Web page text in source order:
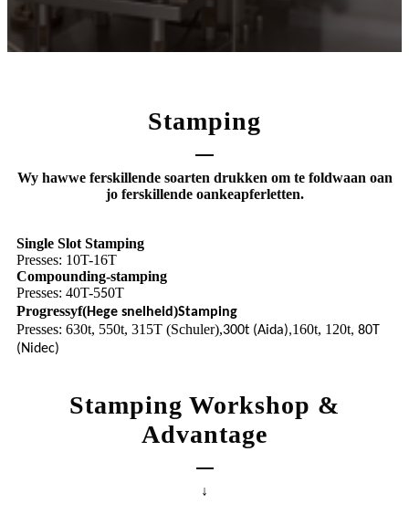
Stamping
Wy hawwe ferskillende soarten drukken om te foldwaan oan
jo ferskillende oankeapferletten.
Single Slot Stamping
Presses: 10T-16T
Compounding-stamping
Presses: 40T-550T
Progressyf(Hege snelheid)Stamping
Presses: 630t, 550t, 315T (Schuler),300t (Aida),160t, 120t, 80T
(Nidec)
Stamping Workshop &
Advantage
↓